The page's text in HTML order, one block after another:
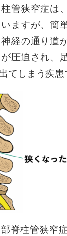
管狭窄症は、
いますが、簡
経の通り道
圧迫され、
てしまう疾患
脊柱管狭窄